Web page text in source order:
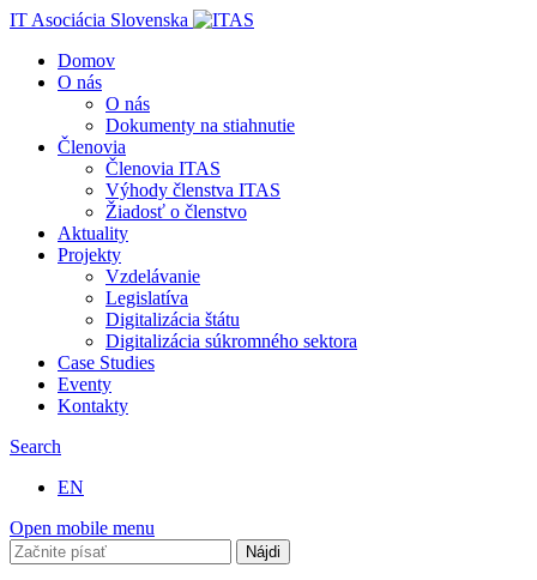
IT Asociácia Slovenska
Domov
O nás
O nás
Dokumenty na stiahnutie
Členovia
Členovia ITAS
Výhody členstva ITAS
Žiadosť o členstvo
Aktuality
Projekty
Vzdelávanie
Legislatíva
Digitalizácia štátu
Digitalizácia súkromného sektora
Case Studies
Eventy
Kontakty
Search
EN
Open mobile menu
Hľadať: